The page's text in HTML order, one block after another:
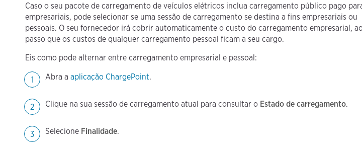
Caso o seu pacote de carregamento de veículos elétricos inclua carregamento público pago
empresariais, pode selecionar se uma sessão de carregamento se destina a fins empresariais ou
pessoais. O seu fornecedor irá cobrir automaticamente o custo do carregamento empresarial,
passo que os custos de qualquer carregamento pessoal ficam a seu cargo.
Eis como pode alternar entre carregamento empresarial e pessoal:
Abra a aplicação ChargePoint.
Clique na sua sessão de carregamento atual para consultar o Estado de carregamento.
Selecione Finalidade.